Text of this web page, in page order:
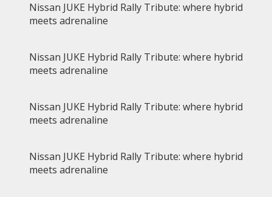
Nissan JUKE Hybrid Rally Tribute: where hybrid
meets adrenaline
Nissan JUKE Hybrid Rally Tribute: where hybrid
meets adrenaline
Nissan JUKE Hybrid Rally Tribute: where hybrid
meets adrenaline
Nissan JUKE Hybrid Rally Tribute: where hybrid
meets adrenaline